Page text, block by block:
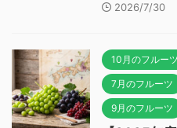
2026/7/30
10月のフルーツ
7月のフルーツ
9月のフルーツ